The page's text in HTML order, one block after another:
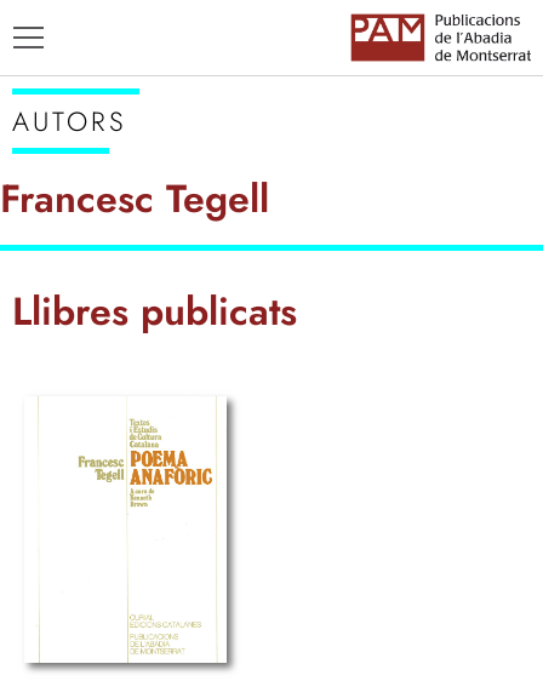
AUTORS
ENSENYAMENT CATALÀ
AUTORS
Francesc Tegell
Llibres publicats